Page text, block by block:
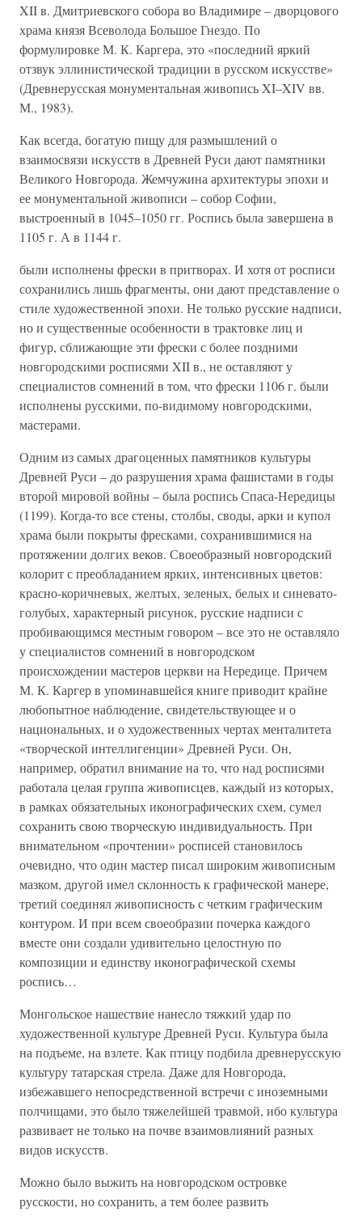
XII в. Дмитриевского собора во Владимире – дворцового
храма князя Всеволода Большое Гнездо. По
формулировке М. К. Каргера, это «последний яркий
отзвук эллинистической традиции в русском искусстве»
(Древнерусская монументальная живопись XI–XIV вв.
М., 1983).
Как всегда, богатую пищу для размышлений о
взаимосвязи искусств в Древней Руси дают памятники
Великого Новгорода. Жемчужина архитектуры эпохи и
ее монументальной живописи – собор Софии,
выстроенный в 1045–1050 гг. Роспись была завершена в
1105 г. А в 1144 г.
были исполнены фрески в притворах. И хотя от росписи
сохранились лишь фрагменты, они дают представление о
стиле художественной эпохи. Не только русские надписи,
но и существенные особенности в трактовке лиц и
фигур, сближающие эти фрески с более поздними
новгородскими росписями XII в., не оставляют у
специалистов сомнений в том, что фрески 1106 г. были
исполнены русскими, по-видимому новгородскими,
мастерами.
Одним из самых драгоценных памятников культуры
Древней Руси – до разрушения храма фашистами в годы
второй мировой войны – была роспись Спаса-Нередицы
(1199). Когда-то все стены, столбы, своды, арки и купол
храма были покрыты фресками, сохранившимися на
протяжении долгих веков. Своеобразный новгородский
колорит с преобладанием ярких, интенсивных цветов:
красно-коричневых, желтых, зеленых, белых и синевато-
голубых, характерный рисунок, русские надписи с
пробивающимся местным говором – все это не оставляло
у специалистов сомнений в новгородском
происхождении мастеров церкви на Нередице. Причем
М. К. Каргер в упоминавшейся книге приводит крайне
любопытное наблюдение, свидетельствующее и о
национальных, и о художественных чертах менталитета
«творческой интеллигенции» Древней Руси. Он,
например, обратил внимание на то, что над росписями
работала целая группа живописцев, каждый из которых,
в рамках обязательных иконографических схем, сумел
сохранить свою творческую индивидуальность. При
внимательном «прочтении» росписей становилось
очевидно, что один мастер писал широким живописным
мазком, другой имел склонность к графической манере,
третий соединял живописность с четким графическим
контуром. И при всем своеобразии почерка каждого
вместе они создали удивительно целостную по
композиции и единству иконографической схемы
роспись…
Монгольское нашествие нанесло тяжкий удар по
художественной культуре Древней Руси. Культура была
на подъеме, на взлете. Как птицу подбила древнерусскую
культуру татарская стрела. Даже для Новгорода,
избежавшего непосредственной встречи с иноземными
полчищами, это было тяжелейшей травмой, ибо культура
развивает не только на почве взаимовлияний разных
видов искусств.
Можно было выжить на новгородском островке
русскости, но сохранить, а тем более развить